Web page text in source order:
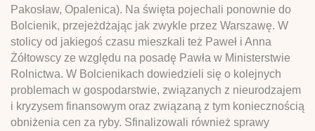
Pakosław, Opalenica). Na święta pojechali ponownie do
Bolcienik, przejeżdżając jak zwykle przez Warszawę. W
stolicy od jakiegoś czasu mieszkali też Paweł i Anna
Żółtowscy ze względu na posadę Pawła w Ministerstwie
Rolnictwa. W Bolcienikach dowiedzieli się o kolejnych
problemach w gospodarstwie, związanych z nieurodzajem
i kryzysem finansowym oraz związaną z tym koniecznością
obniżenia cen za ryby. Sfinalizowali również sprawy